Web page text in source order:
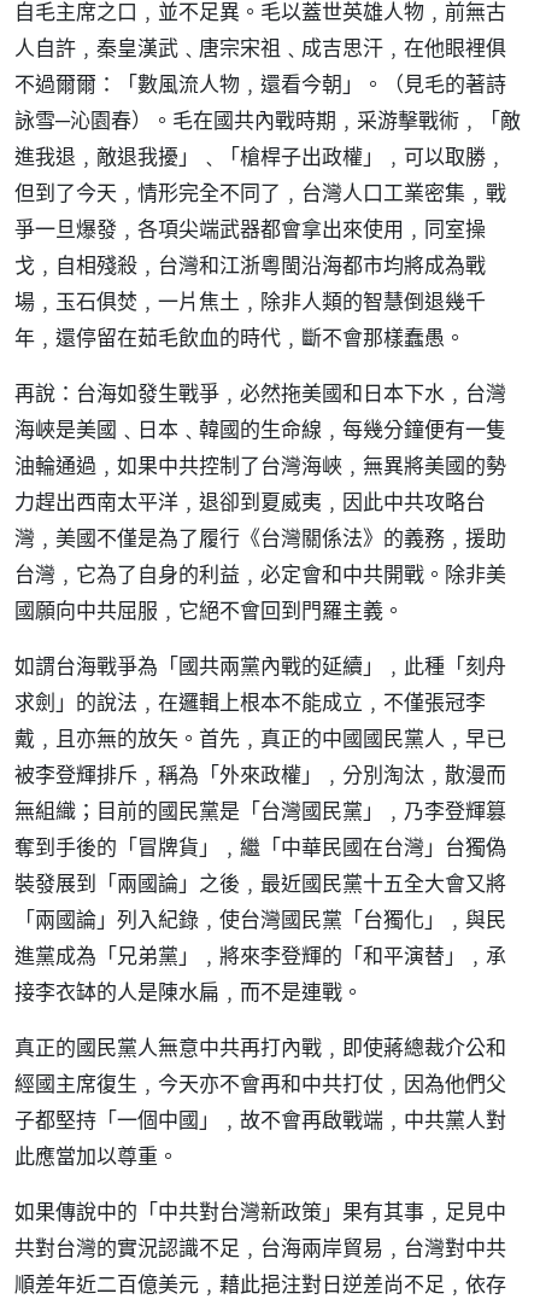
自毛主席之口﹐並不足異。毛以蓋世英雄人物﹐前無古
人自許﹐秦皇漢武﹑唐宗宋祖﹑成吉思汗﹐在他眼裡俱
不過爾爾：「數風流人物﹐還看今朝」。（見毛的著詩
詠雪─沁園春）。毛在國共內戰時期﹐采游擊戰術﹐「敵
進我退﹐敵退我擾」﹑「槍桿子出政權」﹐可以取勝﹐
但到了今天﹐情形完全不同了﹐台灣人口工業密集﹐戰
爭一旦爆發﹐各項尖端武器都會拿出來使用﹐同室操
戈﹐自相殘殺﹐台灣和江浙粵閩沿海都市均將成為戰
場﹐玉石俱焚﹐一片焦土﹐除非人類的智慧倒退幾千
年﹐還停留在茹毛飲血的時代﹐斷不會那樣蠢愚。
再說：台海如發生戰爭﹐必然拖美國和日本下水﹐台灣
海峽是美國﹑日本﹑韓國的生命線﹐每幾分鐘便有一隻
油輪通過﹐如果中共控制了台灣海峽﹐無異將美國的勢
力趕出西南太平洋﹐退卻到夏威夷﹐因此中共攻略台
灣﹐美國不僅是為了履行《台灣關係法》的義務﹐援助
台灣﹐它為了自身的利益﹐必定會和中共開戰。除非美
國願向中共屈服﹐它絕不會回到門羅主義。
如謂台海戰爭為「國共兩黨內戰的延續」﹐此種「刻舟
求劍」的說法﹐在邏輯上根本不能成立﹐不僅張冠李
戴﹐且亦無的放矢。首先﹐真正的中國國民黨人﹐早已
被李登輝排斥﹐稱為「外來政權」﹐分別淘汰﹐散漫而
無組織；目前的國民黨是「台灣國民黨」﹐乃李登輝篡
奪到手後的「冒牌貨」﹐繼「中華民國在台灣」台獨偽
裝發展到「兩國論」之後﹐最近國民黨十五全大會又將
「兩國論」列入紀錄﹐使台灣國民黨「台獨化」﹐與民
進黨成為「兄弟黨」﹐將來李登輝的「和平演替」﹐承
接李衣缽的人是陳水扁﹐而不是連戰。
真正的國民黨人無意中共再打內戰﹐即使蔣總裁介公和
經國主席復生﹐今天亦不會再和中共打仗﹐因為他們父
子都堅持「一個中國」﹐故不會再啟戰端﹐中共黨人對
此應當加以尊重。
如果傳說中的「中共對台灣新政策」果有其事﹐足見中
共對台灣的實況認識不足﹐台海兩岸貿易﹐台灣對中共
順差年近二百億美元﹐藉此挹注對日逆差尚不足﹐依存